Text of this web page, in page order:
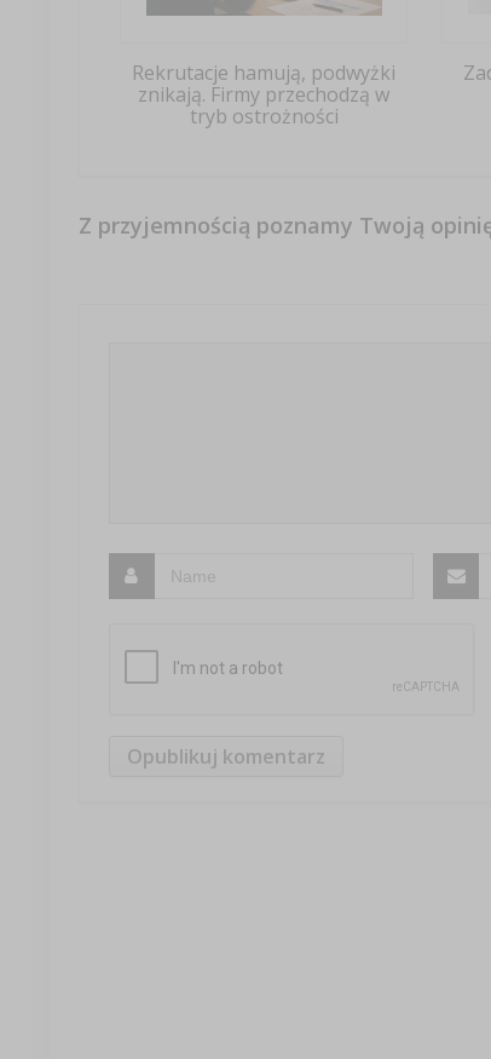
Rekrutacje hamują, podwyżki
znikają. Firmy przechodzą w
tryb ostrożności
Z przyjemnością poznamy Twoją